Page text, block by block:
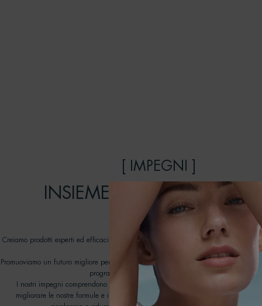
[ IMPEGNI ]
INSIEME POSSIAMO FARE
DIFFERENZA
Creiamo prodotti esperti ed efficaci, pensati per durare: prendendoci cura della
rispetto degli oceani.
Promuoviamo un futuro migliore per i nostri oceani lavorando con ONG dedicate
programma Biotherm Water Lovers dal 2012.
I nostri impegni comprendono tutti gli aspetti della nostra catena del valore, con
migliorare le nostre formule e i progetti di imballaggio, aprire la strada a nuove